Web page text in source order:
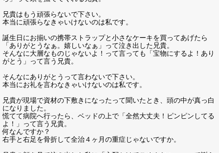
兄貴はもう頑張らないで下さい。
本当に頑張らなきゃいけないのは私です。
誕生日にお揃いの携帯ストラップと小さなケーキを買ってあげたら
「ありがとうなぁ。嬉しいなぁ」って泣き出した兄貴。
そんなに大層なものじゃないよ！って言っても「宝物にするよ！あり
がとう」って言う兄貴。
そんなにありがとうって言わないで下さい。
本当にお礼を言わなきゃいけないのは私です。
兄貴が現場で資材の下敷きになったって聞いたとき、頭の中が真っ白
になりました。
慌てて病院へ行ったら、ベッドの上で「全然大丈夫！ピンピンしてる
よ！」って言う兄貴。
何なんですか？
右手と右足を骨折して全治４ヶ月の重症じゃないですか。